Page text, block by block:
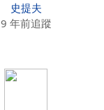
史提夫
9 年前追蹤